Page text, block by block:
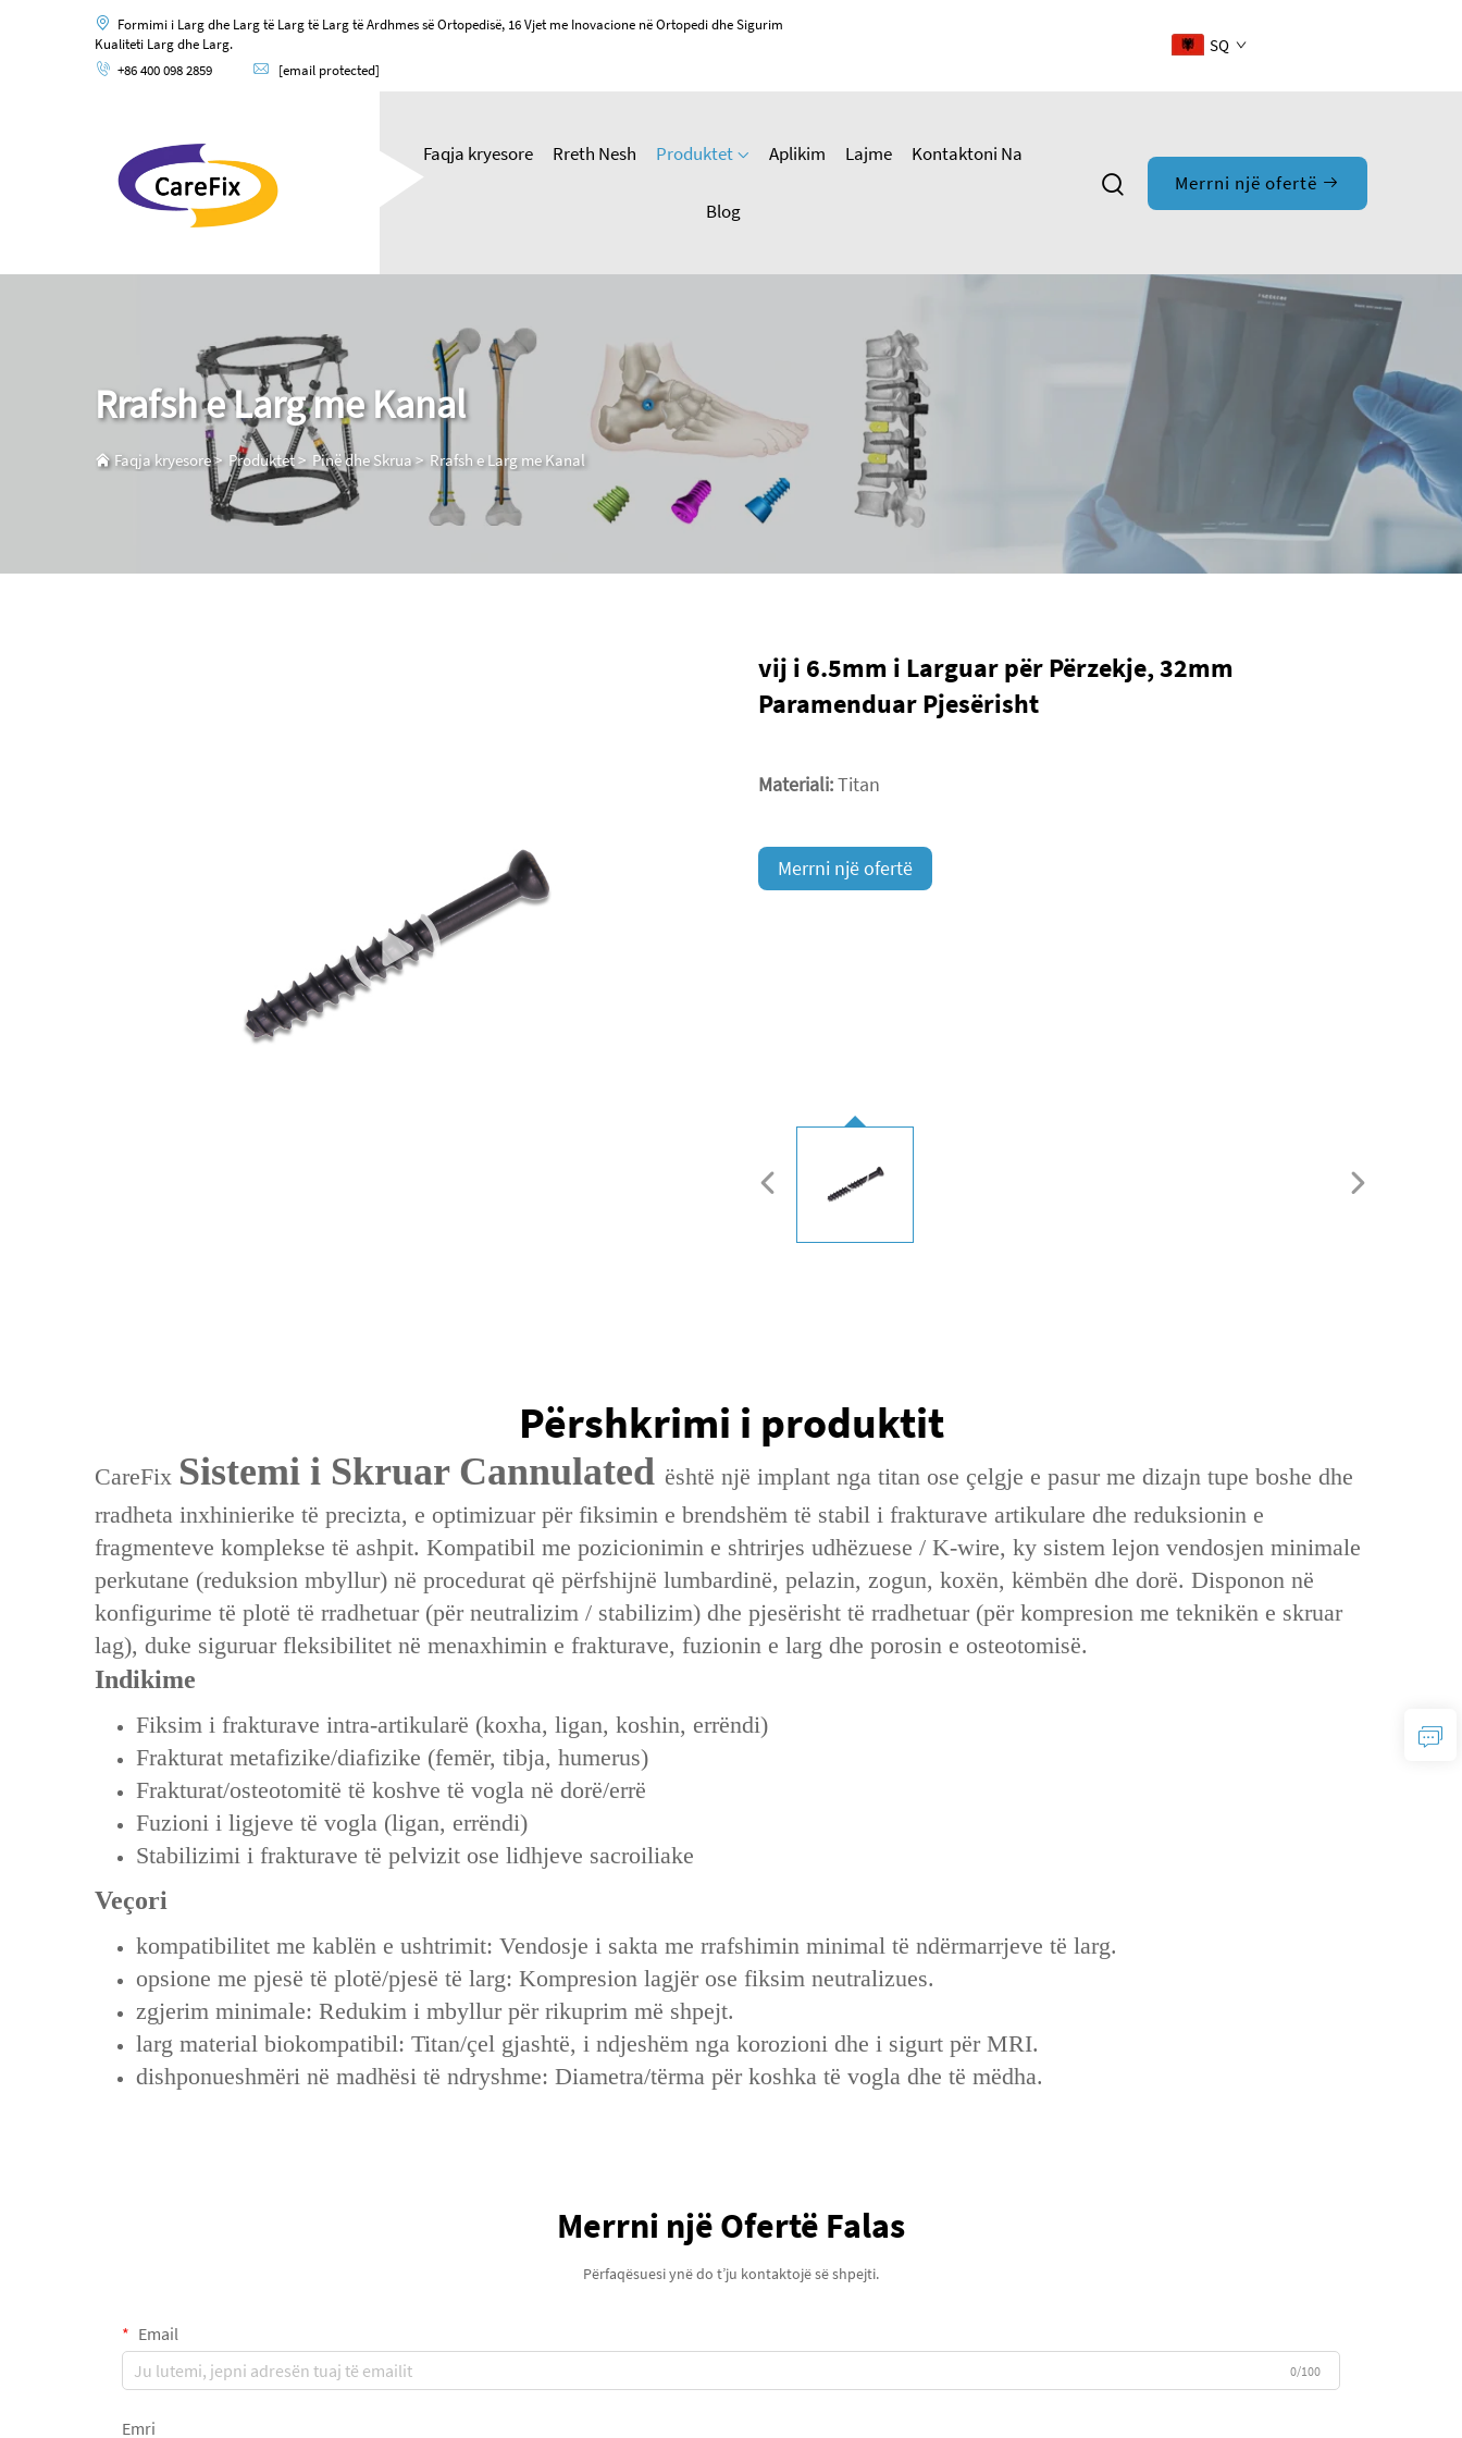
Formimi i Larg dhe Larg të Larg të Larg të Ardhmes së Ortopedisë, 16 Vjet me Inovacione në Ortopedi dhe Sigurim
Kualiteti Larg dhe Larg.
+86 400 098 2859
[email protected]
SQ
Faqja kryesore Rreth Nesh Produktet Aplikim Lajme Kontaktoni Na
Blog
Merrni një ofertë
Rrafsh e Larg me Kanal
Faqja kryesore> Produktet> Pinë dhe Skrua> Rrafsh e Larg me Kanal
vij i 6.5mm i Larguar për Përzekje, 32mm
Paramenduar Pjesërisht
Materiali:Titan
Merrni një ofertë
Përshkrimi i produktit
CareFix Sistemi i Skruar Cannulated është një implant nga titan ose çelgje e pasur me dizajn tupe boshe dhe
rradheta inxhinierike të precizta, e optimizuar për fiksimin e brendshëm të stabil i frakturave artikulare dhe reduksionin e
fragmenteve komplekse të ashpit. Kompatibil me pozicionimin e shtrirjes udhëzuese / K-wire, ky sistem lejon vendosjen minimale
perkutane (reduksion mbyllur) në procedurat që përfshijnë lumbardinë, pelazin, zogun, koxën, këmbën dhe dorë. Disponon në
konfigurime të plotë të rradhetuar (për neutralizim / stabilizim) dhe pjesërisht të rradhetuar (për kompresion me teknikën e skruar
lag), duke siguruar fleksibilitet në menaxhimin e frakturave, fuzionin e larg dhe porosin e osteotomisë.
Indikime
Fiksim i frakturave intra-artikularë (koxha, ligan, koshin, errëndi)
Frakturat metafizike/diafizike (femër, tibja, humerus)
Frakturat/osteotomitë të koshve të vogla në dorë/errë
Fuzioni i ligjeve të vogla (ligan, errëndi)
Stabilizimi i frakturave të pelvizit ose lidhjeve sacroiliake
Veçori
kompatibilitet me kablën e ushtrimit: Vendosje i sakta me rrafshimin minimal të ndërmarrjeve të larg.
opsione me pjesë të plotë/pjesë të larg: Kompresion lagjër ose fiksim neutralizues.
zgjerim minimale: Redukim i mbyllur për rikuprim më shpejt.
larg material biokompatibil: Titan/çel gjashtë, i ndjeshëm nga korozioni dhe i sigurt për MRI.
dishponueshmëri në madhësi të ndryshme: Diametra/tërma për koshka të vogla dhe të mëdha.
Merrni një Ofertë Falas
Përfaqësuesi ynë do t’ju kontaktojë së shpejti.
Email
0/100
Emri